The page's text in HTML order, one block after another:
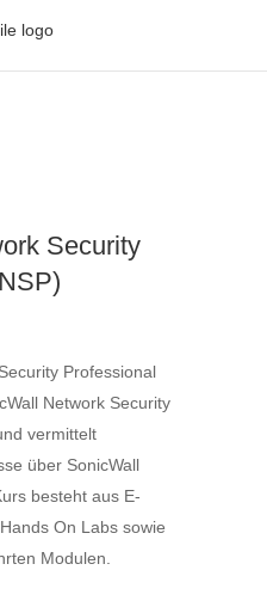
Security
Professional
Network Security
vermittelt
über SonicWall
besteht aus E-
On Labs sowie
Modulen.